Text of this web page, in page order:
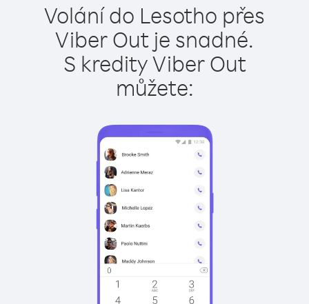
Volání do Lesotho přes
Viber Out je snadné.
S kredity Viber Out
můžete: